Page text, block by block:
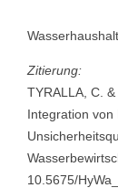
Zitierung:
TYRALLA, C.
Integration von
10.5675/